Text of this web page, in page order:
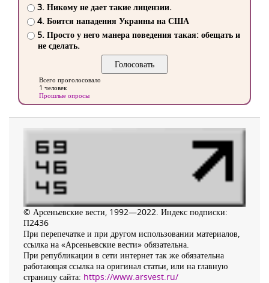
3. Никому не дает такие лицензии.
4. Боится нападения Украины на США
5. Просто у него манера поведения такая: обещать и
не сделать.
Всего проголосовало
1 человек
Прошлые опросы
© Арсеньевские вести, 1992—2022. Индекс подписки:
П2436
При перепечатке и при другом использовании материалов,
ссылка на «Арсеньевские вести» обязательна.
При републикации в сети интернет так же обязательна
работающая ссылка на оригинал статьи, или на главную
страницу сайта: https://www.arsvest.ru/